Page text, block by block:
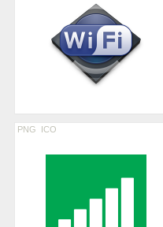
PNG ICO